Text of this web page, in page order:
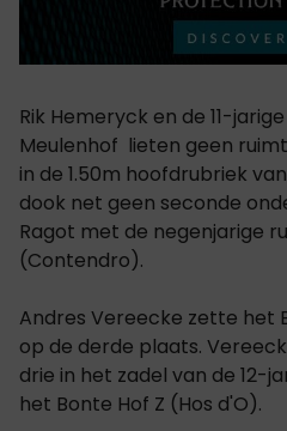
Rik Hemeryck en de 11-
Meulenhof lieten geen
in de 1.50m hoofdrubriek
dook net geen seconde
Ragot met de negenjarige
(Contendro).
Andres Vereecke zette het
op de derde plaats.
drie in het zadel van de 12-
het Bonte Hof Z (Hos d'O).